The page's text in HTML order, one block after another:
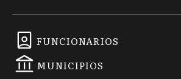
FUNCIONARIOS
MUNICIPIOS